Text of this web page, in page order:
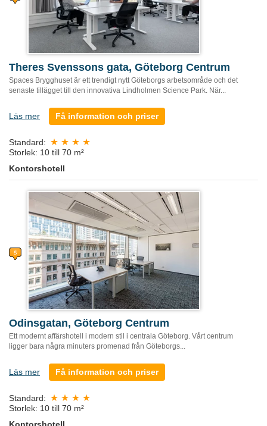
Theres Svenssons gata, Göteborg Centrum
Spaces Brygghuset är ett trendigt nytt Göteborgs arbetsområde och det
senaste tillägget till den innovativa Lindholmen Science Park. När...
Läs mer Få information och priser
Standard:
Storlek: 10 till 70 m²
Kontorshotell
Odinsgatan, Göteborg Centrum
Ett modernt affärshotell i modern stil i centrala Göteborg. Vårt centrum
ligger bara några minuters promenad från Göteborgs...
Läs mer Få information och priser
Standard:
Storlek: 10 till 70 m²